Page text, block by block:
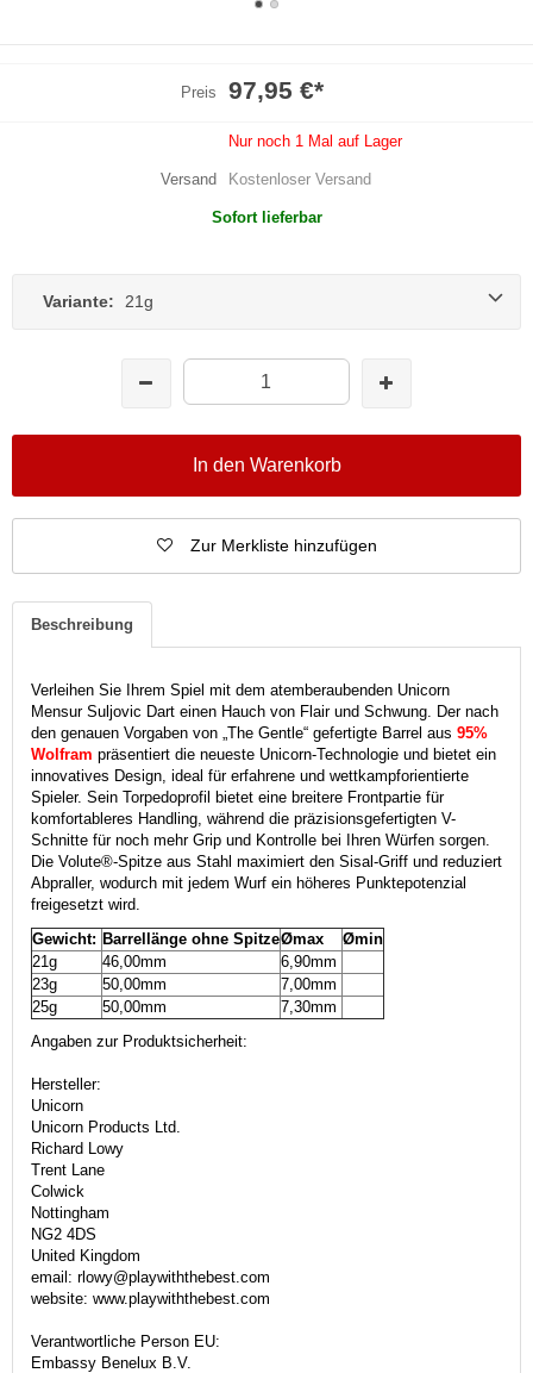
Preis 97,95 €*
Nur noch 1 Mal auf Lager
Versand Kostenloser Versand
Sofort lieferbar
Variante: 21g
In den Warenkorb
Zur Merkliste hinzufügen
Beschreibung
Verleihen Sie Ihrem Spiel mit dem atemberaubenden Unicorn
Mensur Suljovic Dart einen Hauch von Flair und Schwung. Der nach
den genauen Vorgaben von „The Gentle“ gefertigte Barrel aus 95%
Wolfram präsentiert die neueste Unicorn-Technologie und bietet ein
innovatives Design, ideal für erfahrene und wettkampforientierte
Spieler. Sein Torpedoprofil bietet eine breitere Frontpartie für
komfortableres Handling, während die präzisionsgefertigten V-
Schnitte für noch mehr Grip und Kontrolle bei Ihren Würfen sorgen.
Die Volute®-Spitze aus Stahl maximiert den Sisal-Griff und reduziert
Abpraller, wodurch mit jedem Wurf ein höheres Punktepotenzial
freigesetzt wird.
Gewicht: Barrellänge ohne SpitzeØmax
Ømin
21g
46,00mm
6,90mm
23g
50,00mm
7,00mm
25g
50,00mm
7,30mm
Angaben zur Produktsicherheit:
Hersteller:
Unicorn
Unicorn Products Ltd.
Richard Lowy
Trent Lane
Colwick
Nottingham
NG2 4DS
United Kingdom
email: rlowy@playwiththebest.com
website: www.playwiththebest.com
Verantwortliche Person EU:
Embassy Benelux B.V.